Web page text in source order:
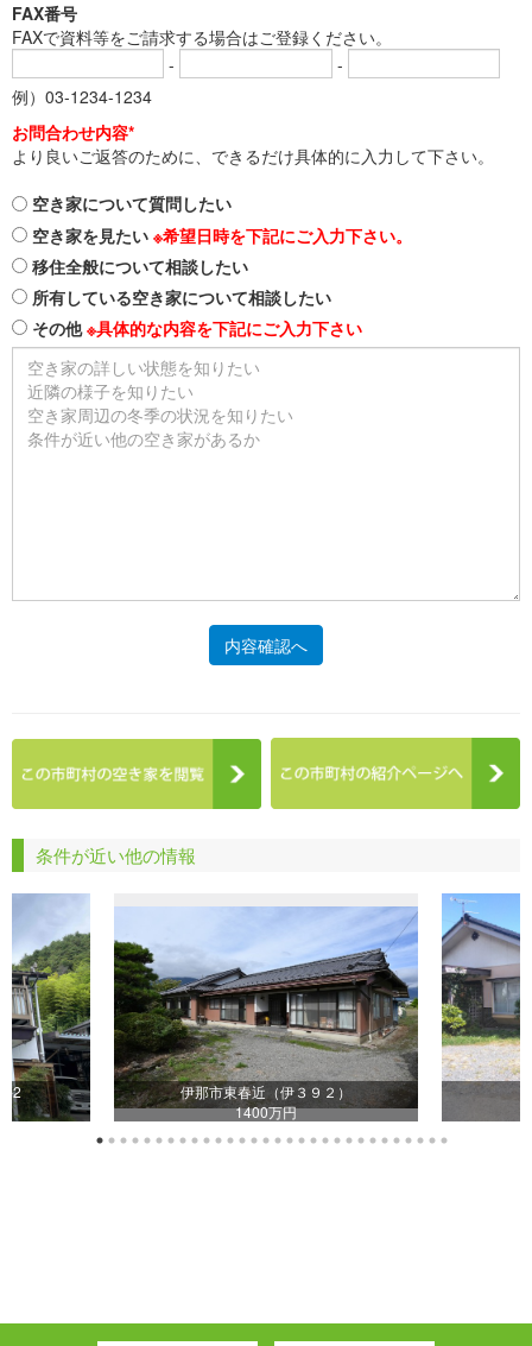
FAX番号
FAXで資料等をご請求する場合はご登録ください。
-
-
例）03-1234-1234
お問合わせ内容*
より良いご返答のために、できるだけ具体的に入力して下さい。
空き家について質問したい
空き家を見たい ※希望日時を下記にご入力下さい。
移住全般について相談したい
所有している空き家について相談したい
その他※具体的な内容を下記にご入力下さい
内容確認へ
条件が近い他の情報
2
伊那市東春近（伊３９２）
1400万円